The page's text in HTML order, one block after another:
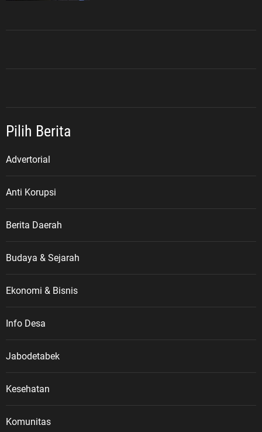
Pilih Berita
Advertorial
Anti Korupsi
Berita Daerah
Budaya & Sejarah
Ekonomi & Bisnis
Info Desa
Jabodetabek
Kesehatan
Komunitas